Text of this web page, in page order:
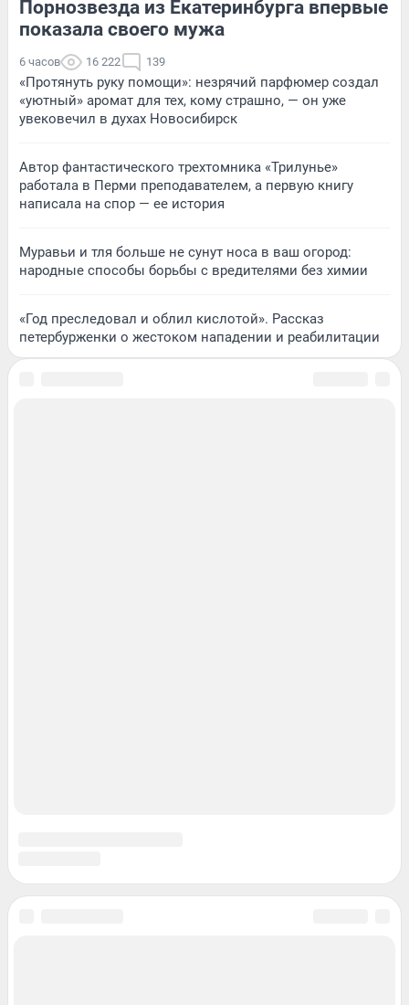
Порнозвезда из Екатеринбурга впервые
показала своего мужа
6 часов 16 222 139
«Протянуть руку помощи»: незрячий парфюмер создал
«уютный» аромат для тех, кому страшно, — он уже
увековечил в духах Новосибирск
Автор фантастического трехтомника «Трилунье»
работала в Перми преподавателем, а первую книгу
написала на спор — ее история
Муравьи и тля больше не сунут носа в ваш огород:
народные способы борьбы с вредителями без химии
«Год преследовал и облил кислотой». Рассказ
петербурженки о жестоком нападении и реабилитации